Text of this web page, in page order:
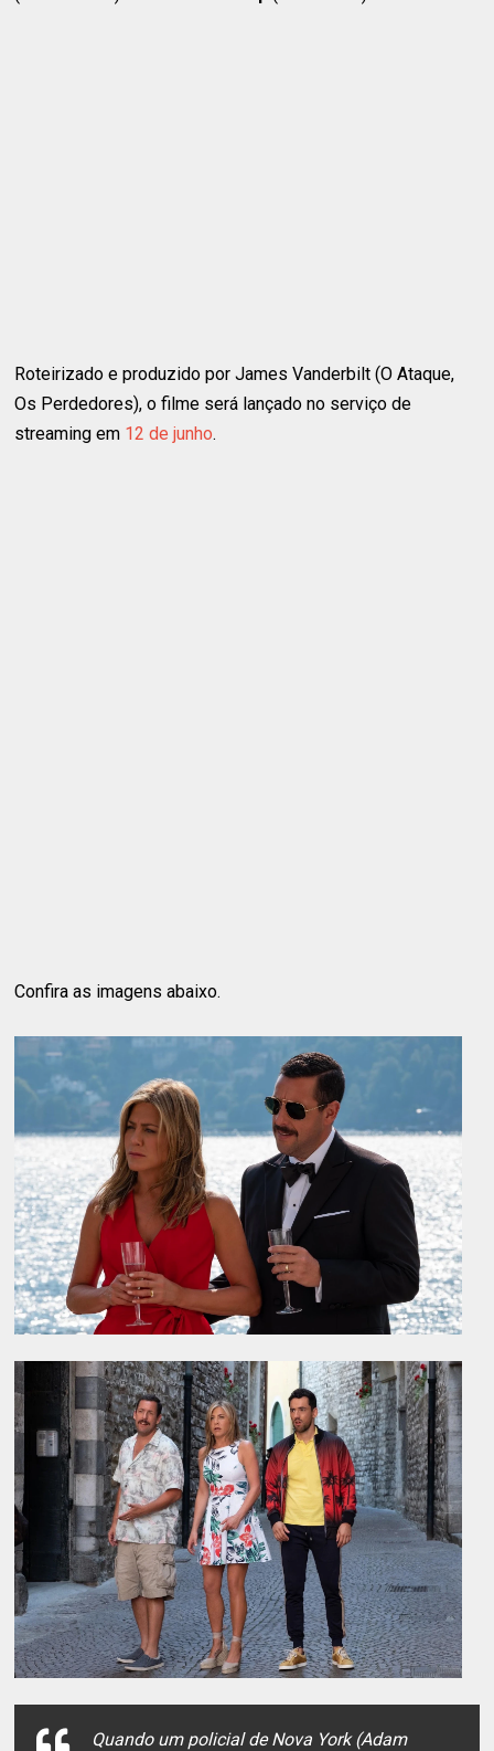
Roteirizado e produzido por James Vanderbilt (O Ataque,
Os Perdedores), o filme será lançado no serviço de
streaming em 12 de junho.
Confira as imagens abaixo.
Quando um policial de Nova York (Adam